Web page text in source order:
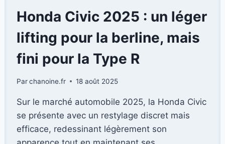
DU
DIESEL
LA
PALETTE
DES
Honda Civic 2025 : un léger
lifting pour la berline, mais
fini pour la Type R
Parchanoine.fr 18 août 2025
Sur le marché automobile 2025, la Honda Civic
se présente avec un restylage discret mais
efficace, redessinant légèrement son